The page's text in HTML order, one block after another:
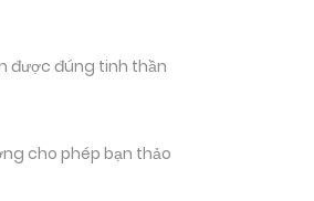
được đúng tinh thần
cho phép bạn thảo